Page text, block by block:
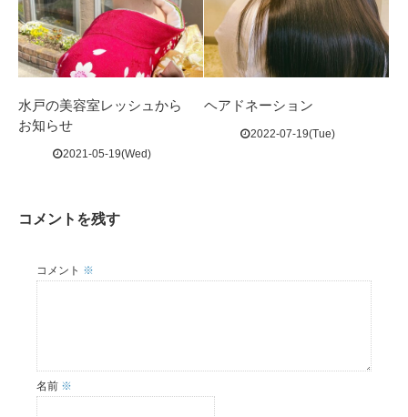
水戸の美容室レッシュから
お知らせ
2021-05-19(Wed)
ヘアドネーション
2022-07-19(Tue)
コメントを残す
コメント ※
名前 ※